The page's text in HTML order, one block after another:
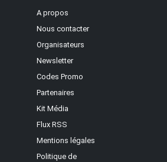
A propos
Nous contacter
Organisateurs
Newsletter
Codes Promo
Partenaires
Kit Média
Flux RSS
Mentions légales
Politique de